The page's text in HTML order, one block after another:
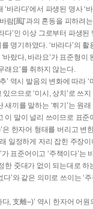
바라다’에서 파생된 명사 ‘바
람[風]’과의 혼동을 피하려
다’인 이상 그로부터 파생된
명기하였다. ‘바라다’의 활
바랐다, 바라요’가 표준형이
래요’를 취하지 않는다.
’ 역시 발음의 변화에 따라 ‘
으므로 ‘미시, 상치’로 쓰
끼를 말하는 ‘튀기’는 원래
이 말이 널리 쓰이므로 표준
한자어 형태를 버리고 변
래 일정하게 자리 잡힌 주장
가 표준어이고 ‘주책이다’는
한 줏대가 없이 되는대로 하
다’와 같은 의미로 쓰이는 ‘
, 支離--)’ 역시 한자어 어원